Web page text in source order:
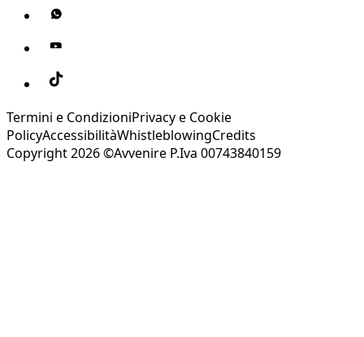
Termini e CondizioniPrivacy e Cookie
PolicyAccessibilitàWhistleblowingCredits
Copyright 2026 ©Avvenire P.Iva 00743840159